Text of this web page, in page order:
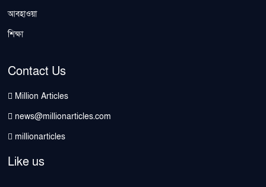
আবহাওয়া
শিক্ষা
Contact Us
Million Articles
news@millionarticles.com
millionarticles
Like us